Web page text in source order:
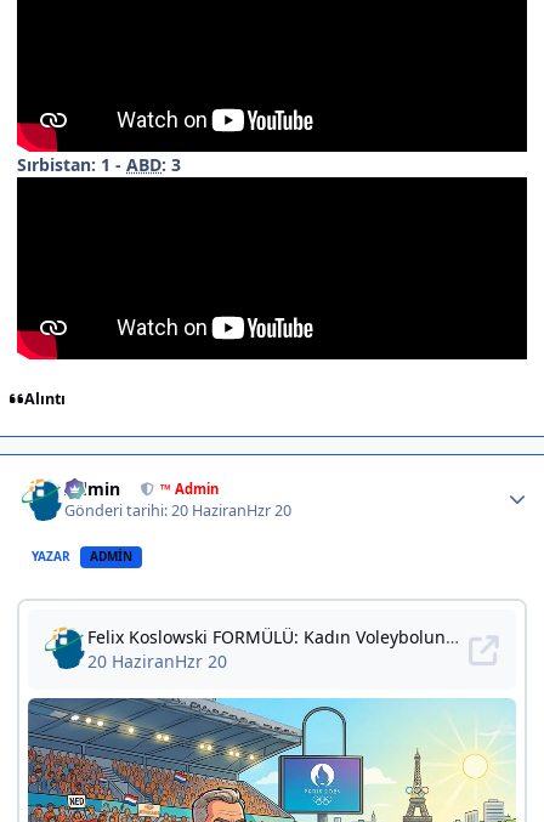
Sırbistan: 1 - ABD: 3
Alıntı
Admin ™ Admin
Gönderi tarihi:20 HaziranHzr 20
YAZAR ADMIN